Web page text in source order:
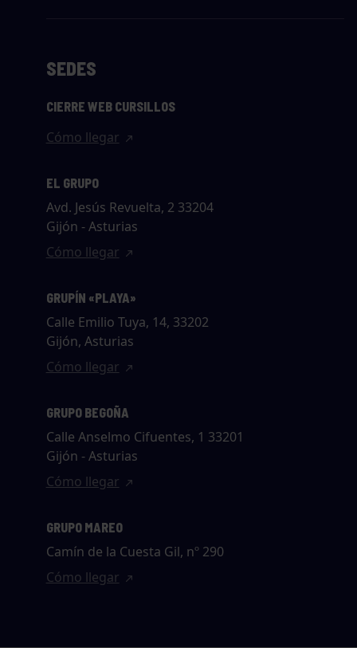
SEDES
CIERRE WEB CURSILLOS
Cómo llegar
EL GRUPO
Avd. Jesús Revuelta, 2 33204
Gijón - Asturias
Cómo llegar
GRUPÍN «PLAYA»
Calle Emilio Tuya, 14, 33202
Gijón, Asturias
Cómo llegar
GRUPO BEGOÑA
Calle Anselmo Cifuentes, 1 33201
Gijón - Asturias
Cómo llegar
GRUPO MAREO
Camín de la Cuesta Gil, nº 290
Cómo llegar